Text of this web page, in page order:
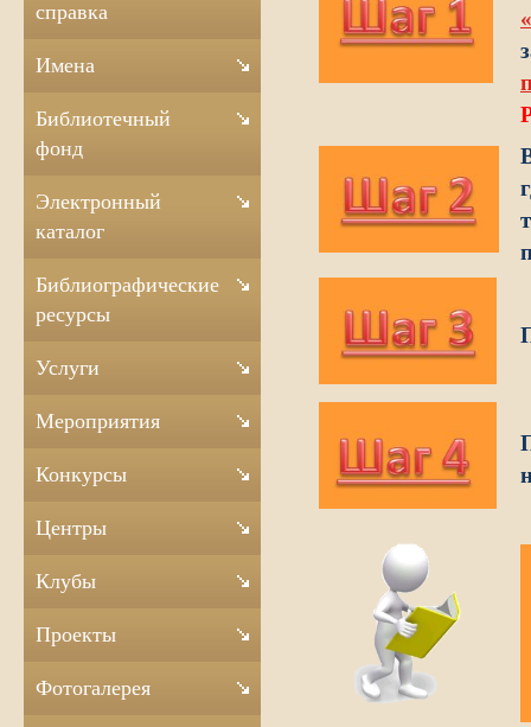
справка
Имена
Библиотечный
фонд
Электронный
каталог
Библиографические
ресурсы
Услуги
Мероприятия
Конкурсы
Центры
Клубы
Проекты
Фотогалерея